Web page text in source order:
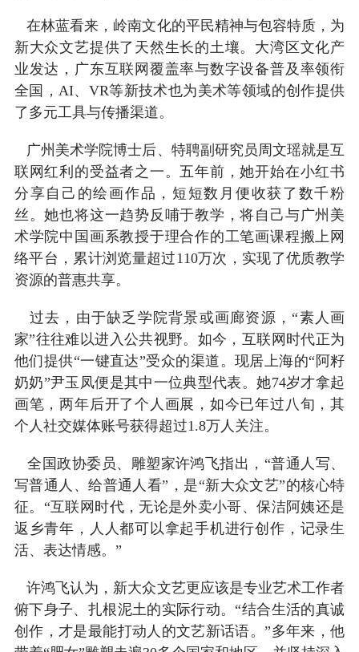
在林蓝看来，岭南文化的平民精神与包容特质，为
新大众文艺提供了天然生长的土壤。大湾区文化产
业发达，广东互联网覆盖率与数字设备普及率领衔
全国，AI、VR等新技术也为美术等领域的创作提供
了多元工具与传播渠道。
广州美术学院博士后、特聘副研究员周文瑶就是互
联网红利的受益者之一。五年前，她开始在小红书
分享自己的绘画作品，短短数月便收获了数千粉
丝。她也将这一趋势反哺于教学，将自己与广州美
术学院中国画系教授于理合作的工笔画课程搬上网
络平台，累计浏览量超过110万次，实现了优质教学
资源的普惠共享。
过去，由于缺乏学院背景或画廊资源，“素人画
家”往往难以进入公共视野。如今，互联网时代正为
他们提供“一键直达”受众的渠道。现居上海的“阿籽
奶奶”尹玉凤便是其中一位典型代表。她74岁才拿起
画笔，两年后开了个人画展，如今已年过八旬，其
个人社交媒体账号获得超过1.8万人关注。
全国政协委员、雕塑家许鸿飞指出，“普通人写、
写普通人、给普通人看”，是“新大众文艺”的核心特
征。“互联网时代，无论是外卖小哥、保洁阿姨还是
返乡青年，人人都可以拿起手机进行创作，记录生
活、表达情感。”
许鸿飞认为，新大众文艺更应该是专业艺术工作者
俯下身子、扎根泥土的实际行动。“结合生活的真诚
创作，才是最能打动人的文艺新话语。”多年来，他